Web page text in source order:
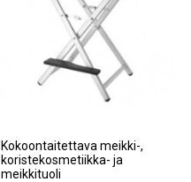
Kokoontaitettava meikki-,
koristekosmetiikka- ja
meikkituoli